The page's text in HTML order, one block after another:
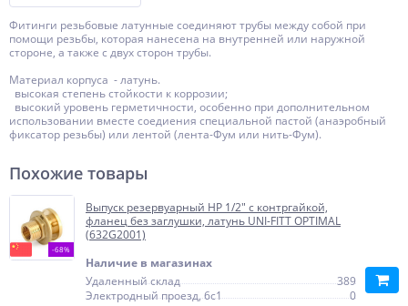
Фитинги резьбовые латунные соединяют трубы между собой при
помощи резьбы, которая нанесена на внутренней или наружной
стороне, а также с двух сторон трубы.
Материал корпуса - латунь.
высокая степень стойкости к коррозии;
высокий уровень герметичности, особенно при дополнительном
использовании вместе соедиения специальной пастой (анаэробный
фиксатор резьбы) или лентой (лента-Фум или нить-Фум).
Похожие товары
-68%
Выпуск резервуарный НР 1/2" с контргайкой,
фланец без заглушки, латунь UNI-FITT OPTIMAL
(632G2001)
Наличие в магазинах
Удаленный склад
389
Электродный проезд, 6с1
0